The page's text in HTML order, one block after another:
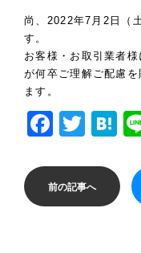
尚、2022年7月2日（
す。
お客様・お取引業者
が何卒ご理解ご配慮
ます。
前の記事へ